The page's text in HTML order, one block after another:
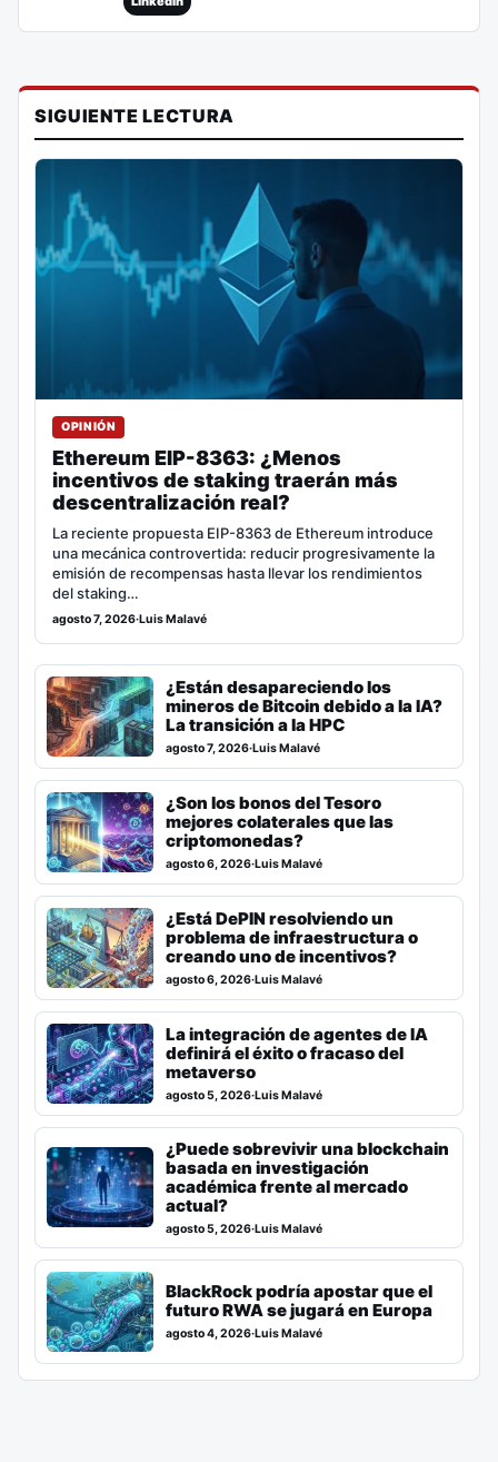
SIGUIENTE LECTURA
OPINIÓN
Ethereum EIP-8363: ¿Menos
incentivos de staking traerán más
descentralización real?
La reciente propuesta EIP-8363 de Ethereum introduce
una mecánica controvertida: reducir progresivamente la
emisión de recompensas hasta llevar los rendimientos
del staking…
agosto 7, 2026·Luis Malavé
¿Están desapareciendo los
mineros de Bitcoin debido a la IA?
La transición a la HPC
agosto 7, 2026·Luis Malavé
¿Son los bonos del Tesoro
mejores colaterales que las
criptomonedas?
agosto 6, 2026·Luis Malavé
¿Está DePIN resolviendo un
problema de infraestructura o
creando uno de incentivos?
agosto 6, 2026·Luis Malavé
La integración de agentes de IA
definirá el éxito o fracaso del
metaverso
agosto 5, 2026·Luis Malavé
¿Puede sobrevivir una blockchain
basada en investigación
académica frente al mercado
actual?
agosto 5, 2026·Luis Malavé
BlackRock podría apostar que el
futuro RWA se jugará en Europa
agosto 4, 2026·Luis Malavé